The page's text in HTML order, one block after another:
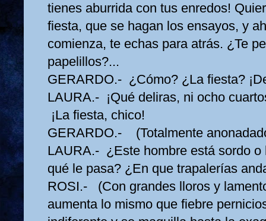
tienes aburrida con tus enredos!
fiesta, que se hagan los ensayos, y
comienza, te echas para atrás. ¿Te
papelillos?...
GERARDO.- ¿Cómo? ¿La fiesta?
LAURA.- ¡Qué deliras, ni ocho
¡La fiesta, chico!
GERARDO.- (Totalmente
LAURA.- ¿Este hombre está sordo o
qué le pasa? ¿En que trapalerías
ROSI.- (Con grandes lloros y
aumenta lo mismo que fiebre